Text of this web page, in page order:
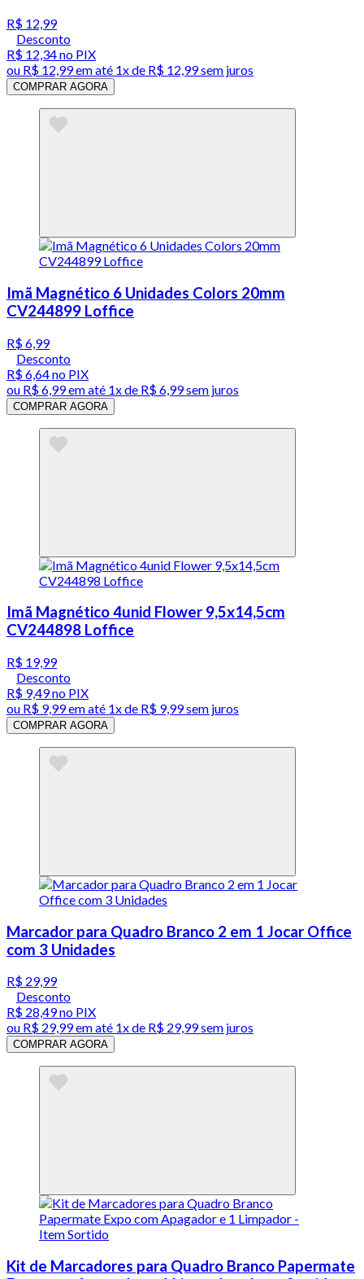
R$ 12,99
Desconto
R$ 12,34no PIX
ou R$ 12,99em até 1x de R$ 12,99sem juros
COMPRAR AGORA
Imã Magnético 6 Unidades Colors 20mm
CV244899 Loffice
R$ 6,99
Desconto
R$ 6,64no PIX
ou R$ 6,99em até 1x de R$ 6,99sem juros
COMPRAR AGORA
Imã Magnético 4unid Flower 9,5x14,5cm
CV244898 Loffice
R$ 19,99
Desconto
R$ 9,49no PIX
ou R$ 9,99em até 1x de R$ 9,99sem juros
COMPRAR AGORA
Marcador para Quadro Branco 2 em 1 Jocar Office
com 3 Unidades
R$ 29,99
Desconto
R$ 28,49no PIX
ou R$ 29,99em até 1x de R$ 29,99sem juros
COMPRAR AGORA
Kit de Marcadores para Quadro Branco Papermate